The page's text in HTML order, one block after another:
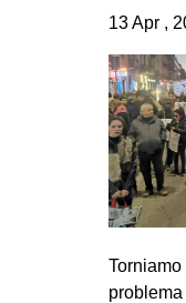
13 Apr ,